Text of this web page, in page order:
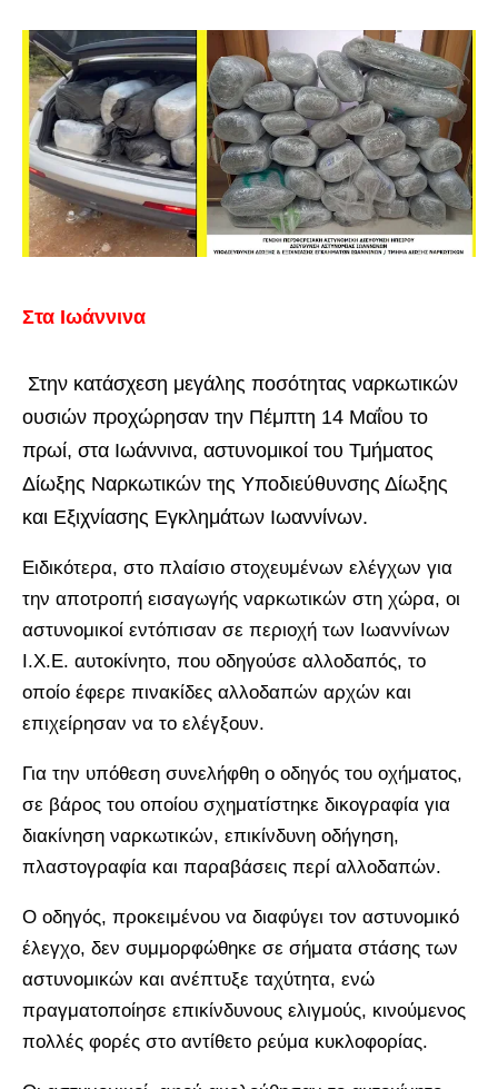
Στα Ιωάννινα
Στην κατάσχεση μεγάλης ποσότητας ναρκωτικών
ουσιών προχώρησαν την Πέμπτη 14 Μαΐου το
πρωί, στα Ιωάννινα, αστυνομικοί του Τμήματος
Δίωξης Ναρκωτικών της Υποδιεύθυνσης Δίωξης
και Εξιχνίασης Εγκλημάτων Ιωαννίνων.
Ειδικότερα, στο πλαίσιο στοχευμένων ελέγχων για
την αποτροπή εισαγωγής ναρκωτικών στη χώρα, οι
αστυνομικοί εντόπισαν σε περιοχή των Ιωαννίνων
Ι.Χ.Ε. αυτοκίνητο, που οδηγούσε αλλοδαπός, το
οποίο έφερε πινακίδες αλλοδαπών αρχών και
επιχείρησαν να το ελέγξουν.
Για την υπόθεση συνελήφθη ο οδηγός του οχήματος,
σε βάρος του οποίου σχηματίστηκε δικογραφία για
διακίνηση ναρκωτικών, επικίνδυνη οδήγηση,
πλαστογραφία και παραβάσεις περί αλλοδαπών.
Ο οδηγός, προκειμένου να διαφύγει τον αστυνομικό
έλεγχο, δεν συμμορφώθηκε σε σήματα στάσης των
αστυνομικών και ανέπτυξε ταχύτητα, ενώ
πραγματοποίησε επικίνδυνους ελιγμούς, κινούμενος
πολλές φορές στο αντίθετο ρεύμα κυκλοφορίας.